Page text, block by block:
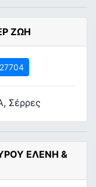
ΖΩΗ
Σέρρες
ΕΛΕΝΗ &